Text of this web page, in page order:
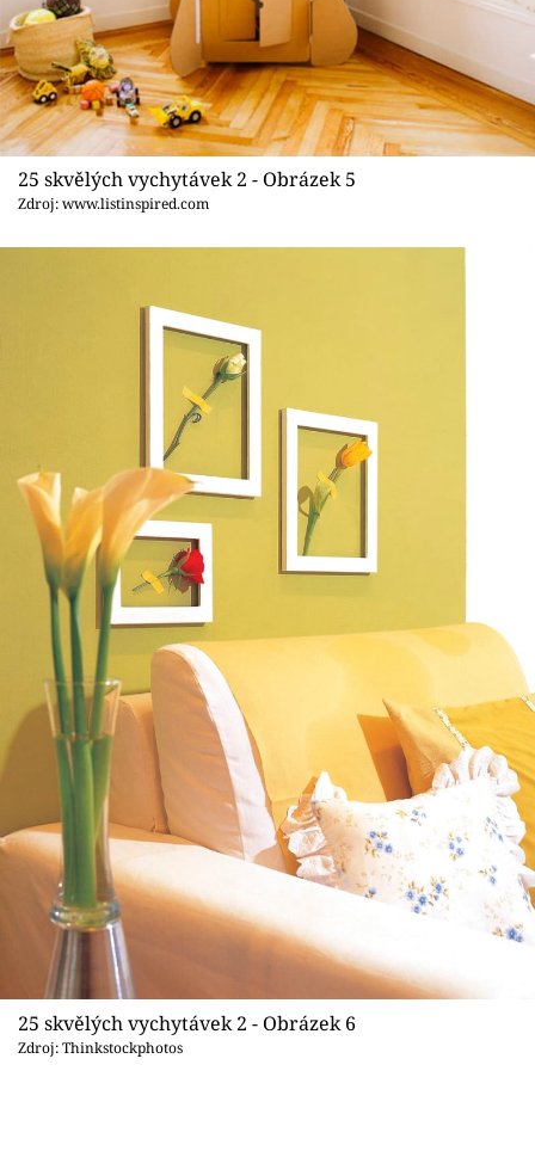
25 skvělých vychytávek 2 - Obrázek 5
Zdroj: www.listinspired.com
25 skvělých vychytávek 2 - Obrázek 6
Zdroj: Thinkstockphotos